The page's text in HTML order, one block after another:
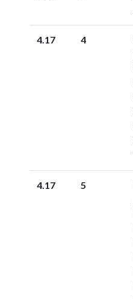
4.17 4
4.17 5